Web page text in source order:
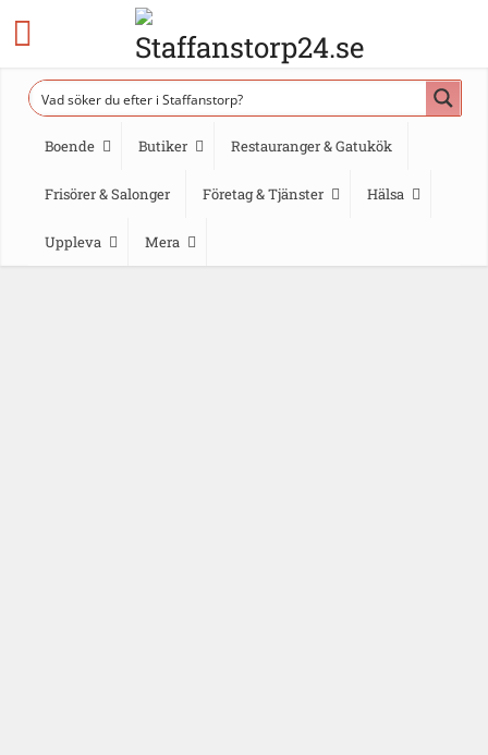
Boende Butiker Restauranger & Gatukök
Frisörer & Salonger Företag & Tjänster Hälsa
Uppleva Mera